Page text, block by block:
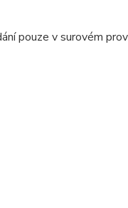
pouze v surovém